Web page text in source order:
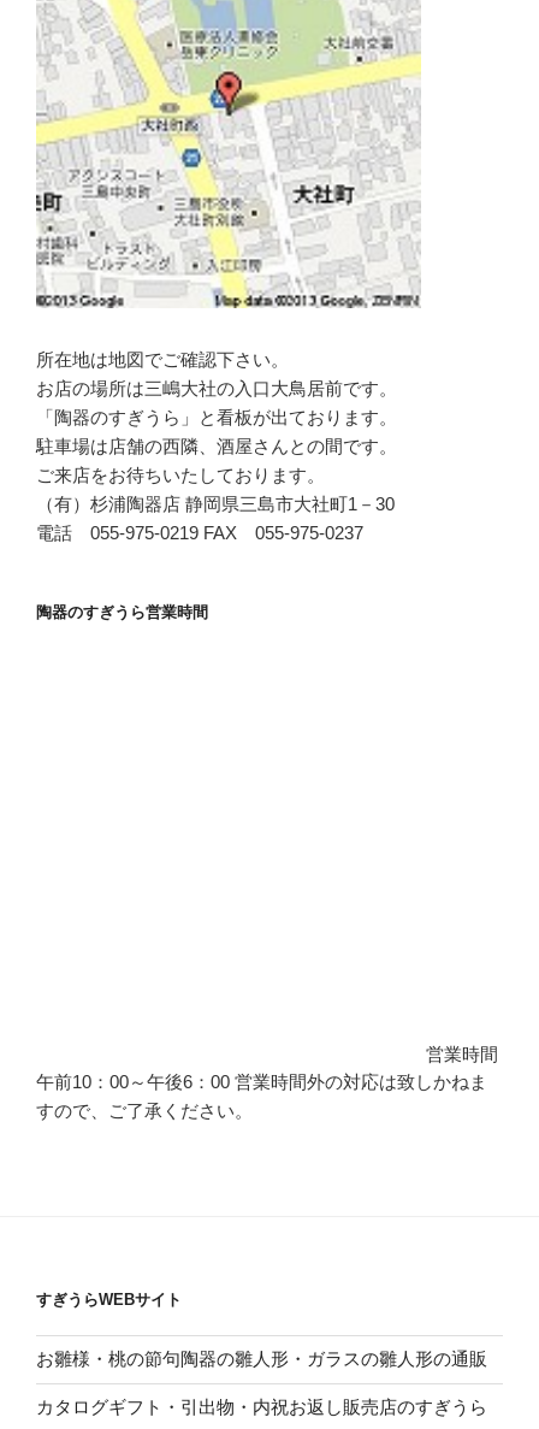
所在地は地図でご確認下さい。
お店の場所は三嶋大社の入口大鳥居前です。
「陶器のすぎうら」と看板が出ております。
駐車場は店舗の西隣、酒屋さんとの間です。
ご来店をお待ちいたしております。
（有）杉浦陶器店 静岡県三島市大社町1－30
電話 055-975-0219 FAX 055-975-0237
陶器のすぎうら営業時間
営業時間
午前10：00～午後6：00 営業時間外の対応は致しかねま
すので、ご了承ください。
すぎうらWEBサイト
お雛様・桃の節句陶器の雛人形・ガラスの雛人形の通販
カタログギフト・引出物・内祝お返し販売店のすぎうら